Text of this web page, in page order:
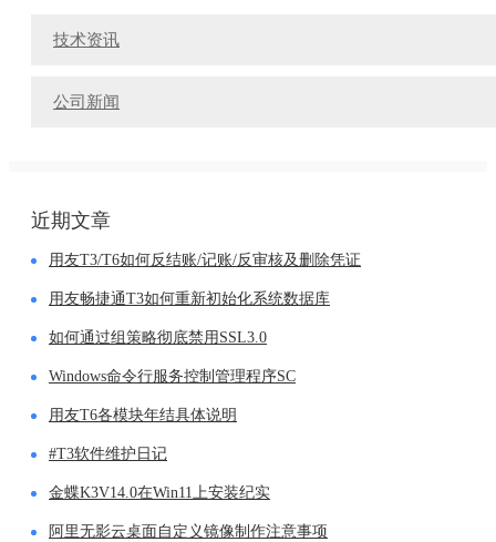
技术资讯
公司新闻
近期文章
用友T3/T6如何反结账/记账/反审核及删除凭证
用友畅捷通T3如何重新初始化系统数据库
如何通过组策略彻底禁用SSL3.0
Windows命令行服务控制管理程序SC
用友T6各模块年结具体说明
#T3软件维护日记
金蝶K3V14.0在Win11上安装纪实
阿里无影云桌面自定义镜像制作注意事项